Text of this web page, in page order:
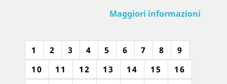
Maggiori informazioni
1 2 3 4 5 6 7 8
9
10
11 12 13 14 15
16